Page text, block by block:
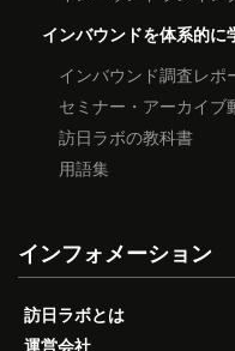
インバウンドを体系的に
インバウンド調査レポ
セミナー・アーカイブ
訪日ラボの教科書
用語集
インフォメーション
訪日ラボとは
運営会社